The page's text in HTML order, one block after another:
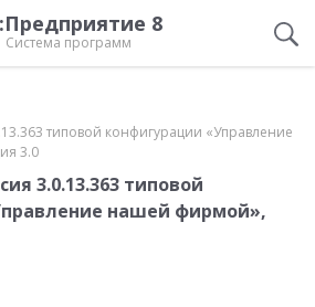
8
Система программ
типовой конфигурации «Управление
3.0
3.0.13.363 типовой
нашей фирмой»,